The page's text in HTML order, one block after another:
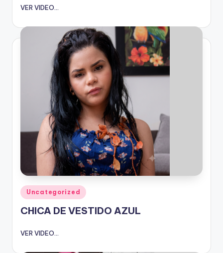
VER VIDEO...
Publicado
en
Uncategorized
CHICA DE VESTIDO AZUL
VER VIDEO...